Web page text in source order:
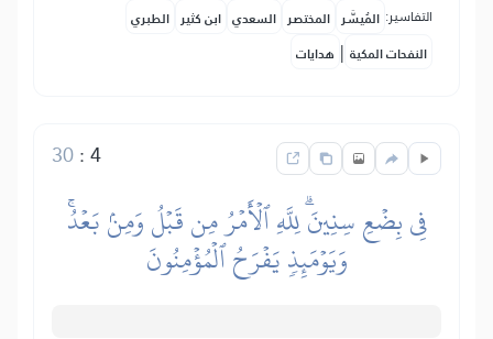
التفاسير: المُيسَّر المختصر السعدي ابن كثير الطبري
النفحات المكية | هدايات
4
:
30
فِي بِضۡعِ سِنِينَۗ لِلَّهِ ٱلۡأَمۡرُ مِن قَبۡلُ وَمِنۢ بَعۡدُۚ
وَيَوۡمَئِذٖ يَفۡرَحُ ٱلۡمُؤۡمِنُونَ